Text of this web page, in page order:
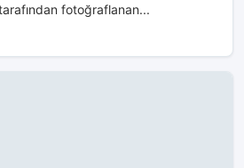
fotoğraflanan...